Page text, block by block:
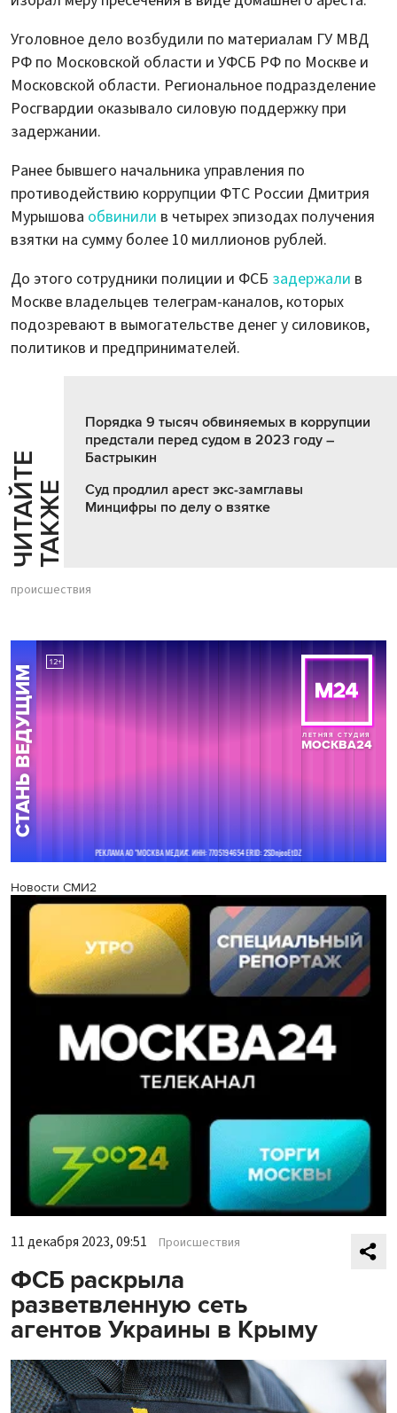
Уголовное дело возбудили по материалам ГУ МВД
РФ по Московской области и УФСБ РФ по Москве и
Московской области. Региональное подразделение
Росгвардии оказывало силовую поддержку при
задержании.
Ранее бывшего начальника управления по
противодействию коррупции ФТС России Дмитрия
Мурышова обвинили в четырех эпизодах получения
взятки на сумму более 10 миллионов рублей.
До этого сотрудники полиции и ФСБ задержали в
Москве владельцев телеграм-каналов, которых
подозревают в вымогательстве денег у силовиков,
политиков и предпринимателей.
Ч
И
Т
АЙ
Т
Е
Т
А
К
ЖЕ
Порядка 9 тысяч обвиняемых в коррупции
предстали перед судом в 2023 году –
Бастрыкин
Суд продлил арест экс-замглавы
Минцифры по делу о взятке
происшествия
Новости СМИ2
11 декабря 2023, 09:51 Происшествия
ФСБ раскрыла
разветвленную сеть
агентов Украины в Крыму